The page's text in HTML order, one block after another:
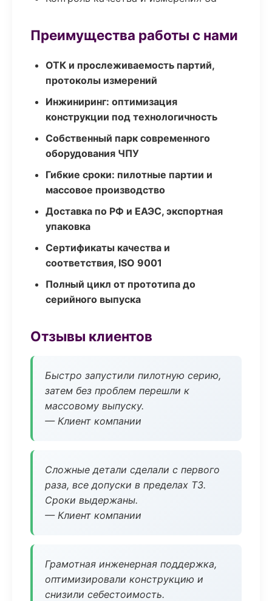
Преимущества работы с нами
ОТК и прослеживаемость партий,
протоколы измерений
Инжиниринг: оптимизация
конструкции под технологичность
Собственный парк современного
оборудования ЧПУ
Гибкие сроки: пилотные партии и
массовое производство
Доставка по РФ и ЕАЭС, экспортная
упаковка
Сертификаты качества и
соответствия, ISO 9001
Полный цикл от прототипа до
серийного выпуска
Отзывы клиентов
Быстро запустили пилотную серию,
затем без проблем перешли к
массовому выпуску.
— Клиент компании
Сложные детали сделали с первого
раза, все допуски в пределах ТЗ.
Сроки выдержаны.
— Клиент компании
Грамотная инженерная поддержка,
оптимизировали конструкцию и
снизили себестоимость.